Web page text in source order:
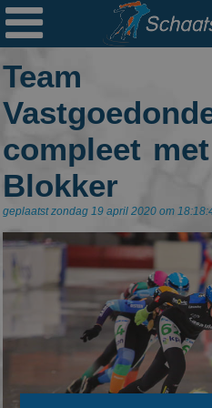

compleet
Blokker
geplaatst zondag 19 april 2020 om